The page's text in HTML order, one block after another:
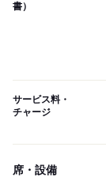
書）
サービス料・
チャージ
席・設備